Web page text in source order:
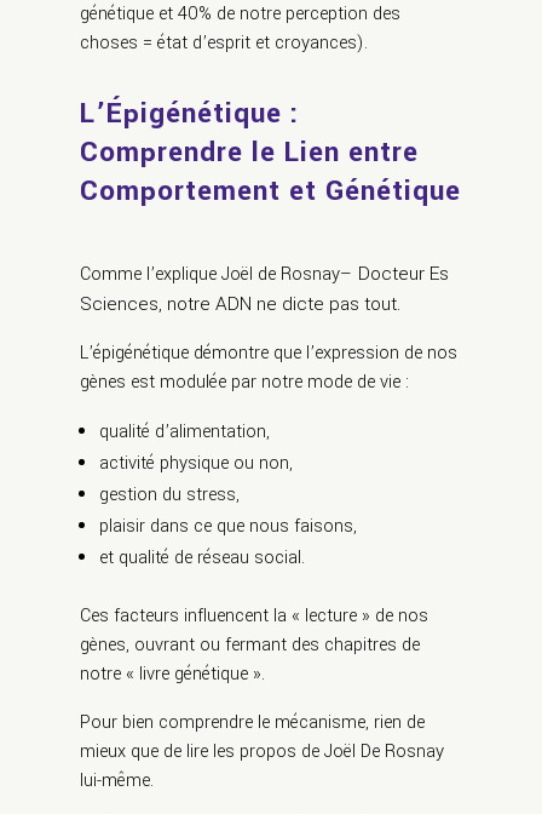
génétique et 40% de notre perception des
choses =état d’esprit et croyances).
L’Épigénétique :
Comprendre le Lien entre
Comportement et Génétique
Comme l’explique Joël de Rosnay– Docteur Es
Sciences, notre ADN ne dicte pas tout.
L’épigénétique démontre que l’expression de nos
gènes est modulée par notre mode de vie :
qualité d’alimentation,
activité physique ou non,
gestion du stress,
plaisir dans ce que nous faisons,
et qualité de réseau social.
Ces facteurs influencent la « lecture » de nos
gènes, ouvrant ou fermant des chapitres de
notre « livre génétique ».
Pour bien comprendre le mécanisme, rien de
mieux que de lire les propos de Joël De Rosnay
lui-même.